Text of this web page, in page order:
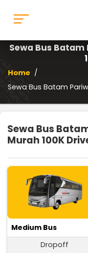
Sewa Bus
Home /
Sewa Bus Batam
Sewa Bus
Murah 100K
Medium Bus
Dropoff